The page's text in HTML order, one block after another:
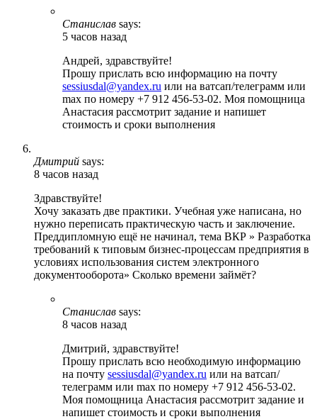
Станислав says:
5 часов назад
Андрей, здравствуйте!
Прошу прислать всю информацию на почту
sessiusdal@yandex.ru или на ватсап/телеграмм или
max по номеру +7 912 456-53-02. Моя помощница
Анастасия рассмотрит задание и напишет
стоимость и сроки выполнения
Дмитрий says:
8 часов назад
Здравствуйте!
Хочу заказать две практики. Учебная уже написана, но
нужно переписать практическую часть и заключение.
Преддипломную ещё не начинал, тема ВКР » Разработка
требований к типовым бизнес-процессам предприятия в
условиях использования систем электронного
документооборота» Сколько времени займёт?
Станислав says:
8 часов назад
Дмитрий, здравствуйте!
Прошу прислать всю необходимую информацию
на почту sessiusdal@yandex.ru или на ватсап/
телеграмм или max по номеру +7 912 456-53-02.
Моя помощница Анастасия рассмотрит задание и
напишет стоимость и сроки выполнения